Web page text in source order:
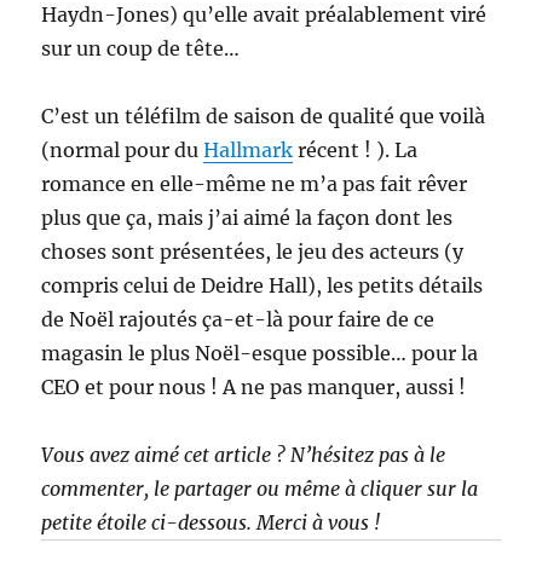
Haydn-Jones) qu’elle avait préalablement viré
sur un coup de tête…
C’est un téléfilm de saison de qualité que voilà
(normal pour duHallmark récent ! ). La
romance en elle-même ne m’a pas fait rêver
plus que ça, mais j’ai aimé la façon dont les
choses sont présentées, le jeu des acteurs (y
compris celui de Deidre Hall), les petits détails
de Noël rajoutés ça-et-là pour faire de ce
magasin le plus Noël-esque possible… pour la
CEO et pour nous ! A ne pas manquer, aussi !
Vous avez aimé cet article ? N’hésitez pas à le
commenter, le partager ou même à cliquer sur la
petite étoile ci-dessous. Merci à vous !